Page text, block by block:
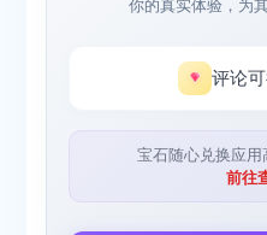
你的真实体验，为
评论
宝石随心兑换应
前往